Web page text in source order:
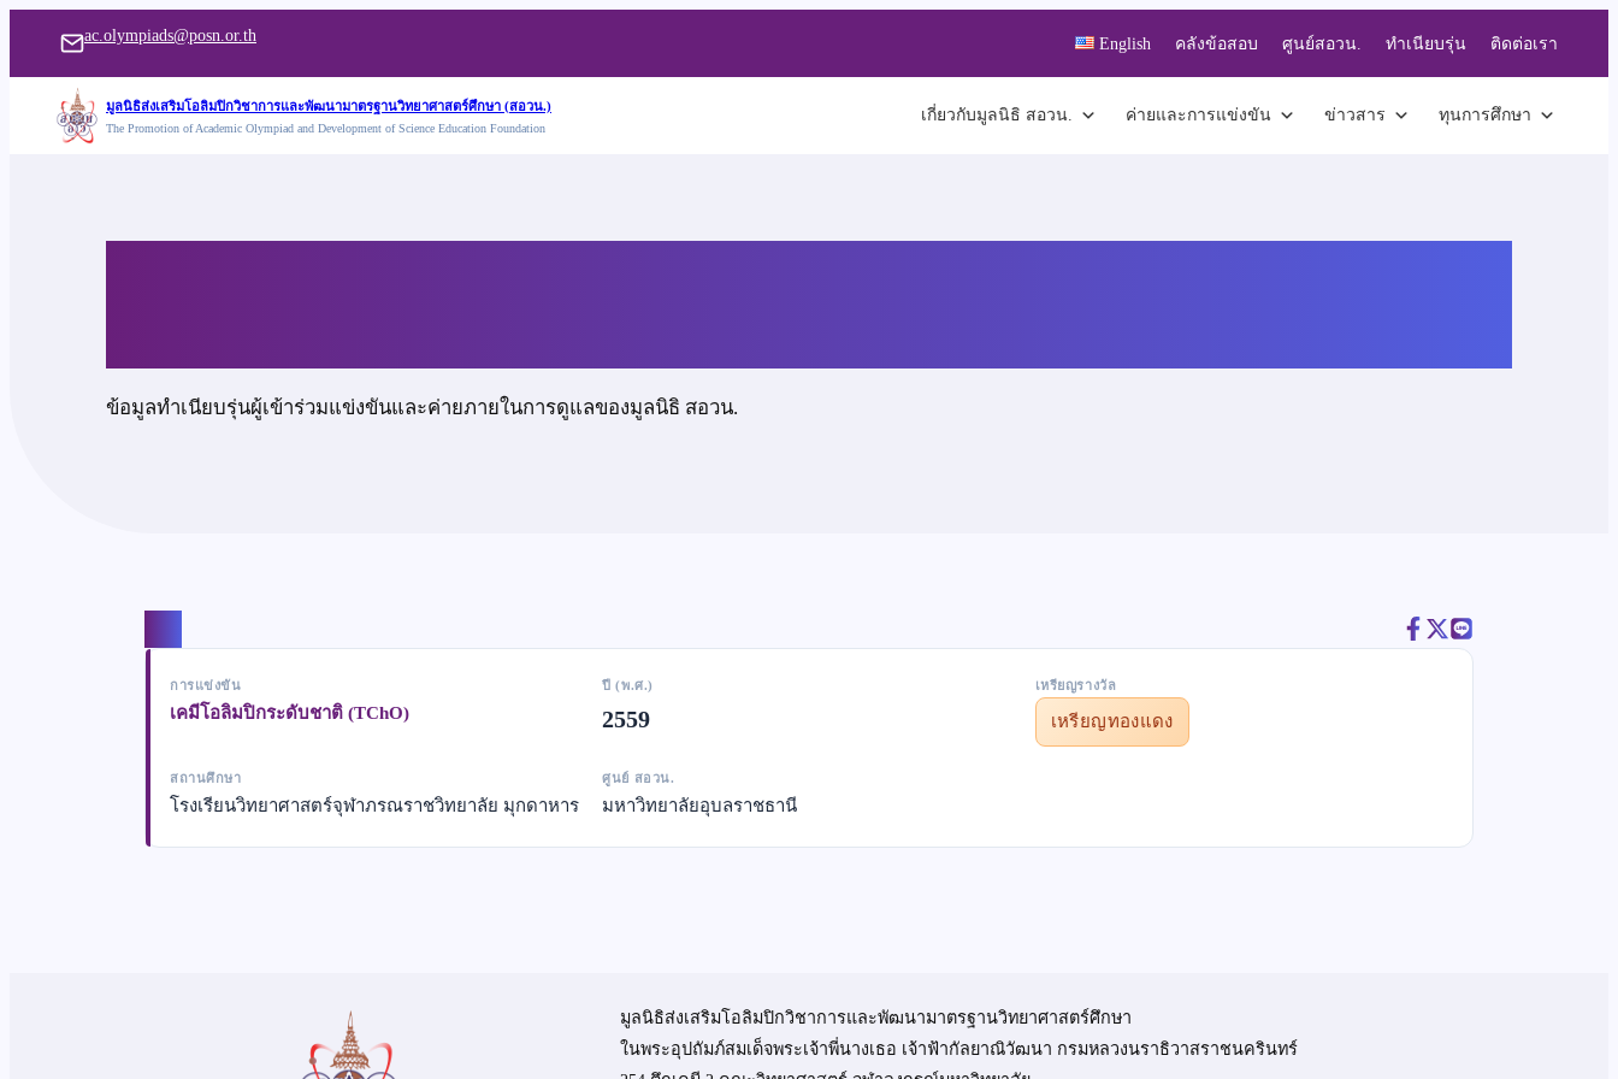
เนื้อหา
ac.olympiads@posn.or.th English คลังข้อสอบ ศูนย์สอวน. ทำเนียบรุ่น ติดต่อเรา
มูลนิธิส่งเสริมโอลิมปิกวิชาการและพัฒนามาตรฐานวิทยาศาสตร์ศึกษา (สอวน.)
The Promotion of Academic Olympiad and Development of Science Education Foundation
เกี่ยวกับมูลนิธิ สอวน. ค่ายและการแข่งขัน ข่าวสาร ทุนการศึกษา
ข้อมูลทำเนียบรุ่นผู้เข้าร่วมแข่งขันและค่ายภายในการดูแลของมูลนิธิ สอวน.
การแข่งขัน
เคมีโอลิมปิกระดับชาติ (TChO)
ปี (พ.ศ.)
2559
เหรียญรางวัล
เหรียญทองแดง
สถานศึกษา
โรงเรียนวิทยาศาสตร์จุฬาภรณราชวิทยาลัย มุกดาหาร
ศูนย์ สอวน.
มหาวิทยาลัยอุบลราชธานี
มูลนิธิส่งเสริมโอลิมปิกวิชาการและพัฒนามาตรฐานวิทยาศาสตร์ศึกษา
ในพระอุปถัมภ์สมเด็จพระเจ้าพี่นางเธอ เจ้าฟ้ากัลยาณิวัฒนา กรมหลวงนราธิวาสราชนครินทร์